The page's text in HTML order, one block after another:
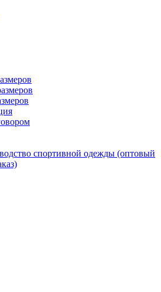
спортивной одежды (оптовый